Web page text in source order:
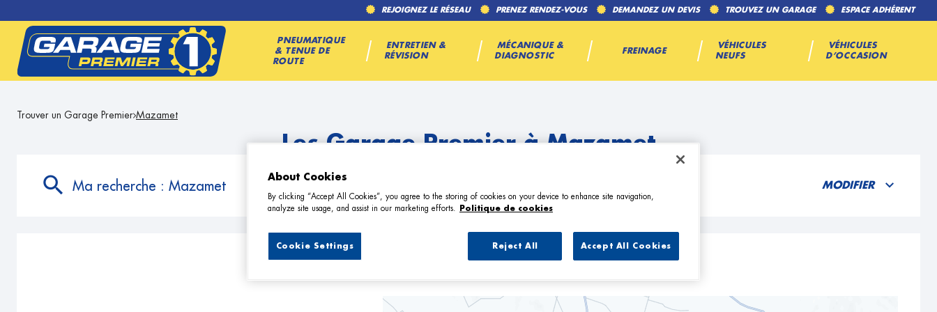
REJOIGNEZ LE RÉSEAU PRENEZ RENDEZ-VOUS DEMANDEZ UN DEVIS TROUVEZ UN GARAGE ESPACE ADHÉRENT
PNEUMATIQUE
& TENUE DE
ROUTE
ENTRETIEN &
RÉVISION
MÉCANIQUE &
DIAGNOSTIC
FREINAGE
VÉHICULES
NEUFS
VÉHICULES
D’OCCASION
Trouver un Garage Premier Mazamet
Les Garage Premier à Mazamet
Ma recherche : Mazamet MODIFIER
1 Garage Premier à Mazamet
About Cookies
By clicking “Accept All Cookies”, you agree to the storing of cookies on your device to enhance site navigation,
analyze site usage, and assist in our marketing efforts.
Politique de cookies
Reject All Accept All Cookies
Cookie Settings